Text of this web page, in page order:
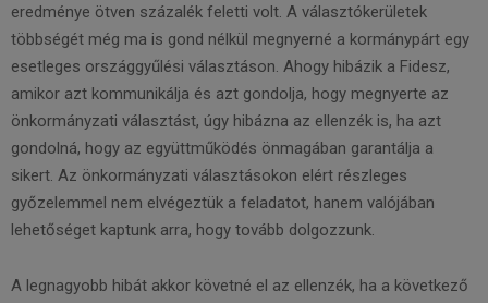
eredménye ötven százalék feletti volt. A választókerületek
többségét még ma is gond nélkül megnyerné a kormánypárt egy
esetleges országgyűlési választáson. Ahogy hibázik a Fidesz,
amikor azt kommunikálja és azt gondolja, hogy megnyerte az
önkormányzati választást, úgy hibázna az ellenzék is, ha azt
gondolná, hogy az együttműködés önmagában garantálja a
sikert. Az önkormányzati választásokon elért részleges
győzelemmel nem elvégeztük a feladatot, hanem valójában
lehetőséget kaptunk arra, hogy tovább dolgozzunk.
A legnagyobb hibát akkor követné el az ellenzék, ha a következő